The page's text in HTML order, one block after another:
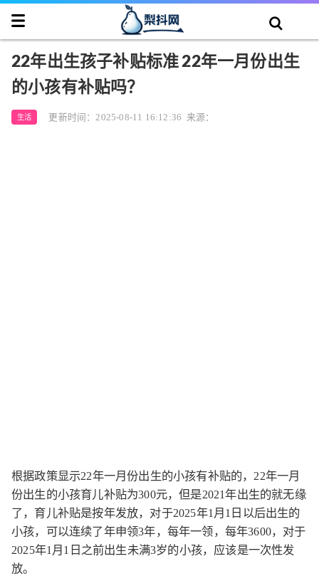
22年出生孩子补贴标准 22年一月份出生
的小孩有补贴吗？
生活 更新时间：2025-08-11 16:12:36 来源：
根据政策显示22年一月份出生的小孩有补贴的，22年一月
份出生的小孩育儿补贴为300元，但是2021年出生的就无缘
了，育儿补贴是按年发放，对于2025年1月1日以后出生的
小孩，可以连续了年申领3年，每年一领，每年3600，对于
2025年1月1日之前出生未满3岁的小孩，应该是一次性发
放。